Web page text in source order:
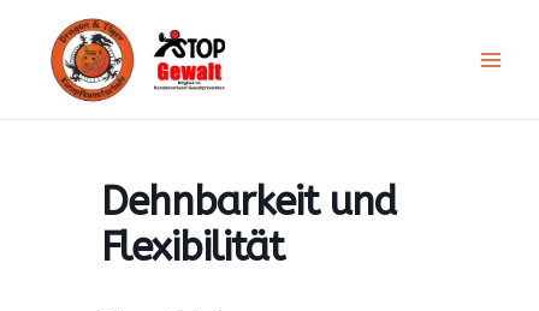
springen
Dehnbarkeit und
Flexibilität